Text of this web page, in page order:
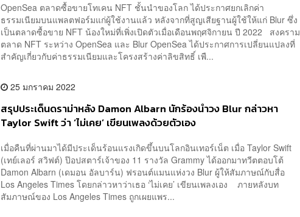
OpenSea ตลาดซื้อขายโทเคน NFT ชั้นนำของโลก ได้ประกาศยกเลิกค่า
ธรรมเนียมบนแพลตฟอร์มแก่ผู้ใช้งานแล้ว หลังจากที่สูญเสียฐานผู้ใช้ให้แก่ Blur ซึ่ง
เป็นตลาดซื้อขาย NFT น้องใหม่ที่เพิ่งเปิดตัวเมื่อเดือนพฤศจิกายน ปี 2022 สงคราม
ตลาด NFT ระหว่าง OpenSea และ Blur OpenSea ได้ประกาศการเปลี่ยนแปลงที่
สำคัญเกี่ยวกับค่าธรรมเนียมและโครงสร้างค่าลิขสิทธิ์ เพื...
25 มกราคม 2022
สรุปประเด็นดราม่าหลัง Damon Albarn นักร้องนำวง Blur กล่าวหา
Taylor Swift ว่า ‘ไม่เคย’ เขียนเพลงด้วยตัวเอง
เมื่อคืนที่ผ่านมาได้มีประเด็นร้อนแรงเกิดขึ้นบนโลกอินเทอร์เน็ต เมื่อ Taylor Swift
(เทย์เลอร์ สวิฟต์) ป๊อปสตาร์เจ้าของ 11 รางวัล Grammy ได้ออกมาทวีตตอบโต้
Damon Albarn (เดมอน อัลบาร์น) ฟรอนต์แมนแห่งวง Blur ผู้ให้สัมภาษณ์กับสื่อ
Los Angeles Times โดยกล่าวหาว่าเธอ ‘ไม่เคย’ เขียนเพลงเอง ภายหลังบท
สัมภาษณ์ของ Los Angeles Times ถูกเผยแพร...